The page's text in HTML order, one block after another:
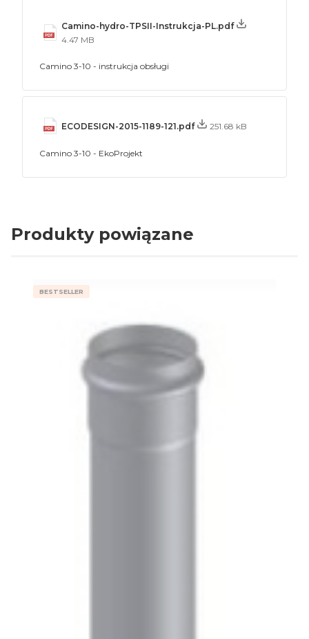
Camino-hydro-TPSII-Instrukcja-PL.pdf
4.47 MB
Camino 3-10 - instrukcja obsługi
ECODESIGN-2015-1189-121.pdf 251.68 kB
Camino 3-10 - EkoProjekt
Produkty powiązane
BESTSELLER